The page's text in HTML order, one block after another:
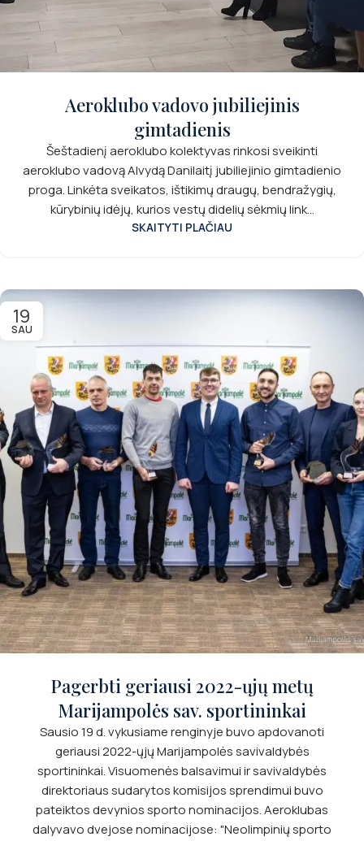
Aeroklubo vadovo jubiliejinis
gimtadienis
Šeštadienį aeroklubo kolektyvas rinkosi sveikinti
aeroklubo vadovą Alvydą Danilaitį jubiliejinio gimtadienio
proga. Linkėta sveikatos, ištikimų draugų, bendražygių,
kūrybinių idėjų, kurios vestų didelių sėkmių link...
SKAITYTI PLAČIAU
19
SAU
Pagerbti geriausi 2022-ųjų metų
Marijampolės sav. sportininkai
Sausio 19 d. vykusiame renginyje buvo apdovanoti
geriausi 2022-ųjų Marijampolės savivaldybės
sportininkai. Visuomenės balsavimui ir savivaldybės
direktoriaus sudarytos komisijos sprendimui buvo
pateiktos devynios sporto nominacijos. Aeroklubas
dalyvavo dvejose nominacijose: "Neolimpinių sporto